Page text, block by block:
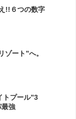
!!６つの数字
ゾート”へ。
トプール”3
強